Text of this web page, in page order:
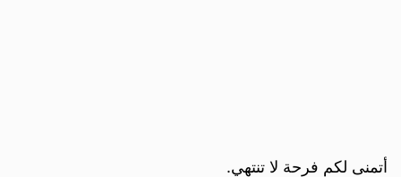
أتمنى لكم فرحة لا تنتهي.